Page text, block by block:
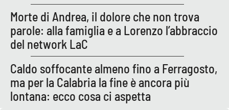
LA
CALABRIAVISIONE
Destinazioni
Eventi
Food
Morte di Andrea, il dolore che non trova
parole: alla famiglia e a Lorenzo l’abbraccio
del network LaC
Caldo soffocante almeno fino a Ferragosto,
ma per la Calabria la fine è ancora più
lontana: ecco cosa ci aspetta